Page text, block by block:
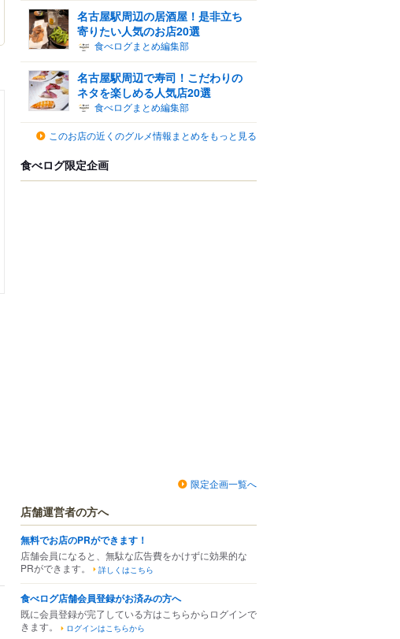
名古屋駅周辺の居酒屋！是非立ち
寄りたい人気のお店20選
食べログまとめ編集部
名古屋駅周辺で寿司！こだわりの
ネタを楽しめる人気店20選
食べログまとめ編集部
このお店の近くのグルメ情報まとめをもっと見る
食べログ限定企画
限定企画一覧へ
店舗運営者の方へ
無料でお店のPRができます！
店舗会員になると、無駄な広告費をかけずに効果的な
PRができます。
詳しくはこちら
食べログ店舗会員登録がお済みの方へ
既に会員登録が完了している方はこちらからログインで
きます。
ログインはこちらから